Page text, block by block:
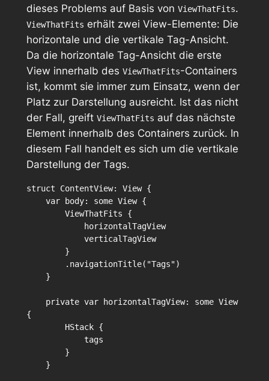
dieses Problems auf Basis von ViewThatFits.
ViewThatFits erhält zwei View-Elemente: Die
horizontale und die vertikale Tag-Ansicht.
Da die horizontale Tag-Ansicht die erste
View innerhalb des ViewThatFits-Containers
ist, kommt sie immer zum Einsatz, wenn der
Platz zur Darstellung ausreicht. Ist das nicht
der Fall, greift ViewThatFits auf das nächste
Element innerhalb des Containers zurück. In
diesem Fall handelt es sich um die vertikale
Darstellung der Tags.
struct ContentView: View {
{